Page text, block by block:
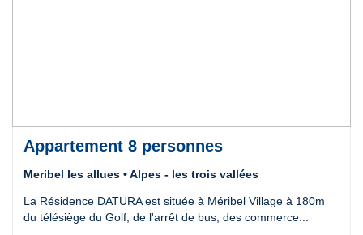
Appartement 8 personnes
Meribel les allues • Alpes - les trois vallées
La Résidence DATURA est située à Méribel Village à 180m
du télésiège du Golf, de l'arrêt de bus, des commerce...